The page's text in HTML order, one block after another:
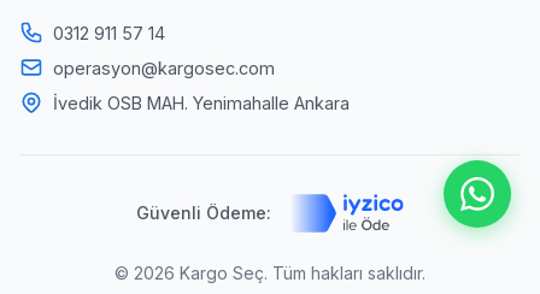
0312 911 57 14
operasyon@kargosec.com
İvedik OSB MAH. Yenimahalle Ankara
Güvenli Ödeme:
© 2026 Kargo Seç. Tüm hakları saklıdır.